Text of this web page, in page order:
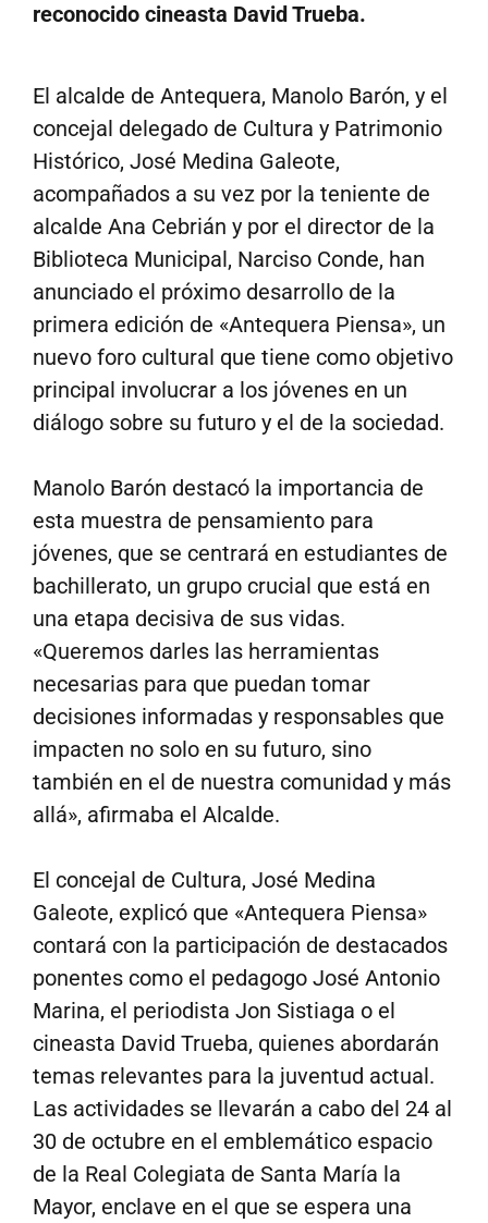
reconocido cineasta David Trueba.
El alcalde de Antequera, Manolo Barón, y el
concejal delegado de Cultura y Patrimonio
Histórico, José Medina Galeote,
acompañados a su vez por la teniente de
alcalde Ana Cebrián y por el director de la
Biblioteca Municipal, Narciso Conde, han
anunciado el próximo desarrollo de la
primera edición de «Antequera Piensa», un
nuevo foro cultural que tiene como objetivo
principal involucrar a los jóvenes en un
diálogo sobre su futuro y el de la sociedad.
Manolo Barón destacó la importancia de
esta muestra de pensamiento para
jóvenes, que se centrará en estudiantes de
bachillerato, un grupo crucial que está en
una etapa decisiva de sus vidas.
«Queremos darles las herramientas
necesarias para que puedan tomar
decisiones informadas y responsables que
impacten no solo en su futuro, sino
también en el de nuestra comunidad y más
allá», afirmaba el Alcalde.
El concejal de Cultura, José Medina
Galeote, explicó que «Antequera Piensa»
contará con la participación de destacados
ponentes como el pedagogo José Antonio
Marina, el periodista Jon Sistiaga o el
cineasta David Trueba, quienes abordarán
temas relevantes para la juventud actual.
Las actividades se llevarán a cabo del 24 al
30 de octubre en el emblemático espacio
de la Real Colegiata de Santa María la
Mayor, enclave en el que se espera una